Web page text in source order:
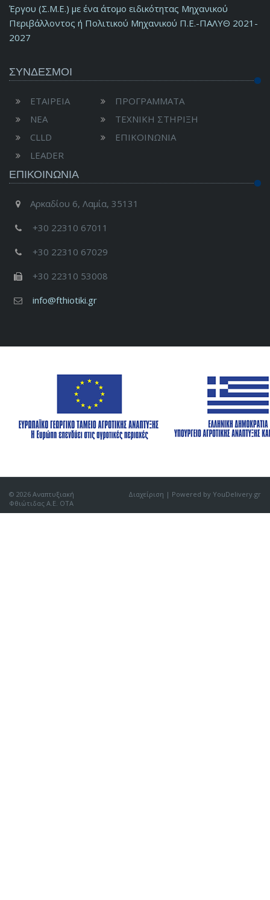
Έργου (Σ.Μ.Ε.) με ένα άτομο ειδικότητας Μηχανικού
Περιβάλλοντος ή Πολιτικού Μηχανικού Π.Ε.-ΠΑΛΥΘ 2021-
2027
ΣΥΝΔΕΣΜΟΙ
ΕΤΑΙΡΕΙΑ
ΝΕΑ
CLLD
LEADER
ΠΡΟΓΡΑΜΜΑΤΑ
ΤΕΧΝΙΚΗ ΣΤΗΡΙΞΗ
ΕΠΙΚΟΙΝΩΝΙΑ
ΕΠΙΚΟΙΝΩΝΊΑ
Αρκαδίου 6, Λαμία, 35131
+30 22310 67011
+30 22310 67029
+30 22310 53008
info@fthiotiki.gr
© 2026 Αναπτυξιακή
Φθιώτιδας Α.Ε. ΟΤΑ
Διαχείριση | Powered by YouDelivery.gr